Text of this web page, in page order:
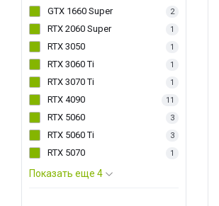
GTX 1660 Super 2
RTX 2060 Super 1
RTX 3050 1
RTX 3060 Ti 1
RTX 3070 Ti 1
RTX 4090 11
RTX 5060 3
RTX 5060 Ti 3
RTX 5070 1
Показать еще 4